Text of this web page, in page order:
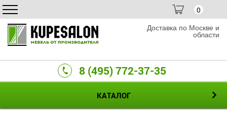
0
Доставка по Москве и
области
8 (495) 772-37-35
КАТАЛОГ